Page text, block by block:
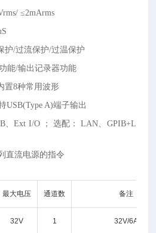
≤2mArms
护/过流保护/过温保护
能/输出记录器功能
置8种常用波形
USB(Type A)端子输出
、Ext I/O ； 选配： LAN、GPIB+L
直流电源的指令
最大电压 通道数 备注
32V 1 32V/6A